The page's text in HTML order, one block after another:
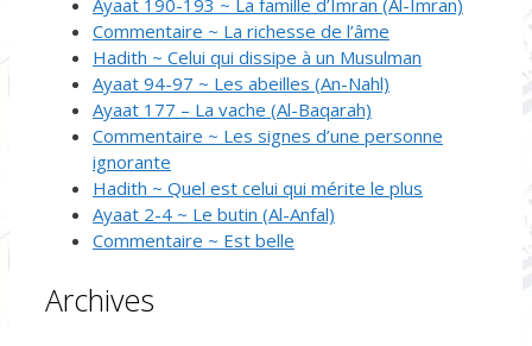
Commentaire ~ La richesse de l’âme
Hadith ~ Celui qui dissipe à un Musulman
Ayaat 94-97 ~ Les abeilles (An-Nahl)
Ayaat 177 – La vache (Al-Baqarah)
Commentaire ~ Les signes d’une personne
ignorante
Hadith ~ Quel est celui qui mérite le plus
Ayaat 2-4 ~ Le butin (Al-Anfal)
Commentaire ~ Est belle
Archives